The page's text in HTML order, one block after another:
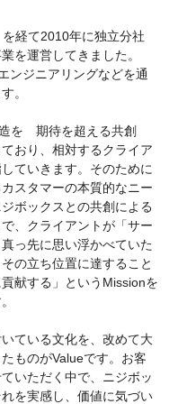
経て2010年に独立分社
を運営してきました。
ンジニアリングなどを通
。
を 期待を超える共創
おり、相対するクライア
ていきます。そのために
スタマーの本質的なニー
ボックスとの共創による
、クライアントが「サー
っ先に思い浮かべていた
の立ち位置に達すること
献する」というMissionを
ている文化を、改めて大
ものがValueです。お客
いただく中で、ニジボッ
を実感し、価値に気づい